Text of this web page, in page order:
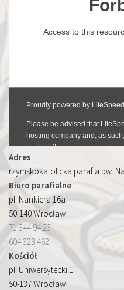
Adres
rzymskokatolicka parafia pw.
Biuro parafialne
pl. Nankiera 16a
50-140 Wrocław
71 344 94 23
604 323 462
Kościół
pl. Uniwersytecki 1
50-137 Wrocław